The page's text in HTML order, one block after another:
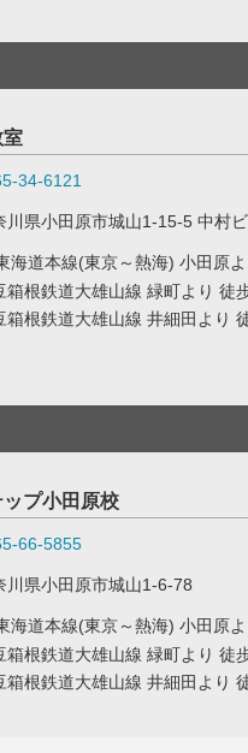
室
34-6121
川県小田原市城山1-15-5 中村
海道本線(東京～熱海) 小田原
箱根鉄道大雄山線 緑町より 徒
箱根鉄道大雄山線 井細田より
プ小田原校
66-5855
川県小田原市城山1-6-78
海道本線(東京～熱海) 小田原
箱根鉄道大雄山線 緑町より 徒
箱根鉄道大雄山線 井細田より